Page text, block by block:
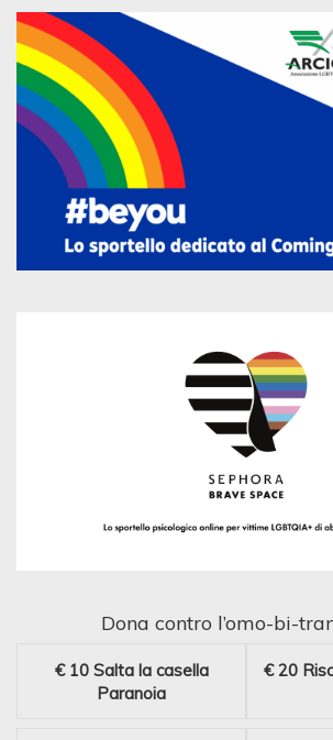
Dona contro l’omo-bi-
€ 10 Salta la casella
Paranoia
€ 20